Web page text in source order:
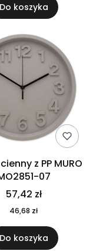
Do koszyka
z PP MURO
07
57,42 zł
46,68 zł
Do koszyka